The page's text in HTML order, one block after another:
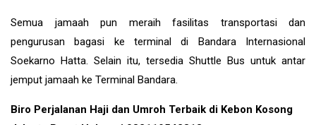
Semua jamaah pun meraih fasilitas transportasi dan
pengurusan bagasi ke terminal di Bandara Internasional
Soekarno Hatta. Selain itu, tersedia Shuttle Bus untuk antar
jemput jamaah ke Terminal Bandara.
Biro Perjalanan Haji dan Umroh Terbaik di Kebon Kosong